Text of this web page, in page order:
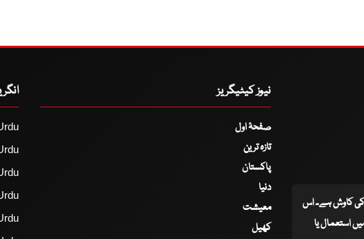
کی کاوش ہے۔ اس
استعمال یا
نیوز کیٹیگریز
صفحۂ اول
تازہ ترین
پاکستان
دنیا
معیشت
کھیل